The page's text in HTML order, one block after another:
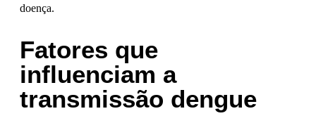
doença.
Fatores que
influenciam a
transmissão dengue